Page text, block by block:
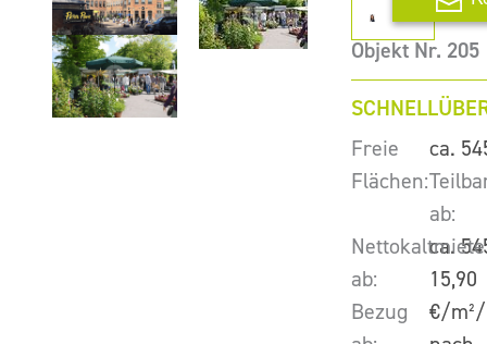
Objekt Nr. 205
Freie
Flächen:
ca.
ab:
ca.
Nettokaltmiete
ab:
15,90
€/
Bezug